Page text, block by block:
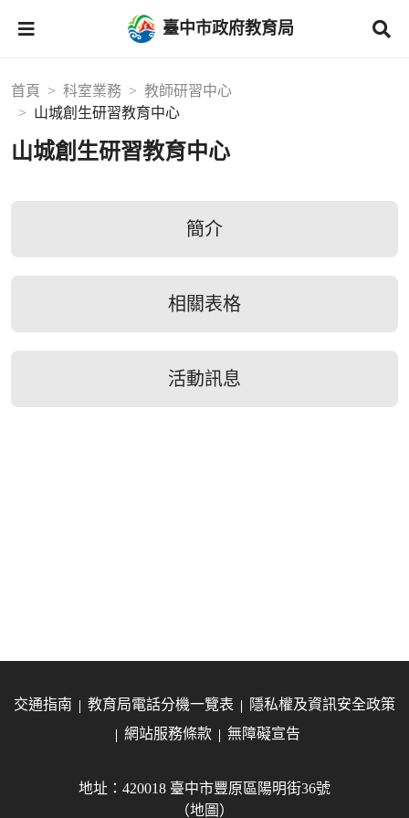
臺中市政府教育局
首頁 科室業務
教師研習中心
山城創生研習教育中心
山城創生研習教育中心
簡介
相關表格
活動訊息
交通指南 教育局電話分機一覽表
隱私權及資訊安全政策
網站服務條款
無障礙宣告
地址：420018 臺中市豐原區陽明街36號
（地圖）